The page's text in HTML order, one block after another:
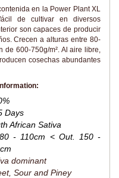
en la Power Plant XL
de cultivar en diversos
son capaces de producir
Crecen a alturas entre 80-
de 600-750g/m². Al aire libre,
cosechas abundantes
Days
African Sativa
- 110cm < Out. 150 -
dominant
Sour and Piney